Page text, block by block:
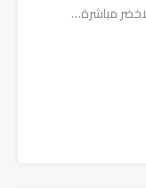
مباشرة…